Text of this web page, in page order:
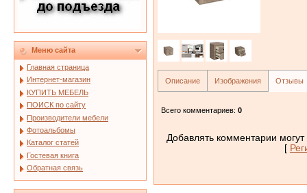
Меню сайта
Главная страница
Интернет-магазин
КУПИТЬ МЕБЕЛЬ
ПОИСК по сайту
Производители мебели
Фотоальбомы
Каталог статей
Гостевая книга
Обратная связь
Описание Изображения Отзывы
Всего комментариев: 0
Добавлять комментарии
[